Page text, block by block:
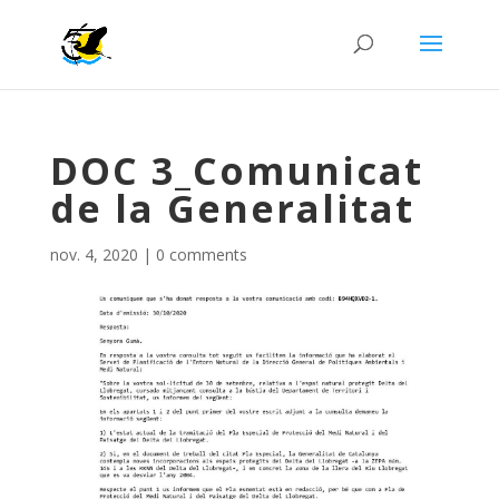
DOC 3_Comunicat
de la Generalitat
nov. 4, 2020 | 0 comments